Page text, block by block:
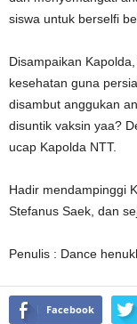
siswa untuk berselfi
Disampaikan
kesehatan guna
disambut anggukan
disuntik vaksin yaa?
ucap Kapolda NTT.
Hadir mendampinggi
Stefanus Saek, dan
Penulis : Dance
Facebook